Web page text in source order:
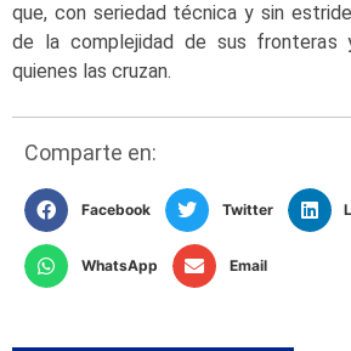
que, con seriedad técnica y sin
de la complejidad de sus fronteras
quienes las cruzan.
Comparte en:
Facebook Twitter
WhatsApp Email